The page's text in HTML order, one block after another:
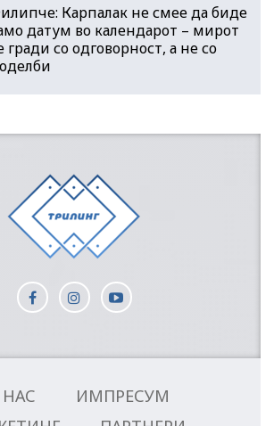
Карпалак не смее да биде
датум во календарот – мирот
гради со одговорност, а не со
НАС
ИМПРЕСУМ